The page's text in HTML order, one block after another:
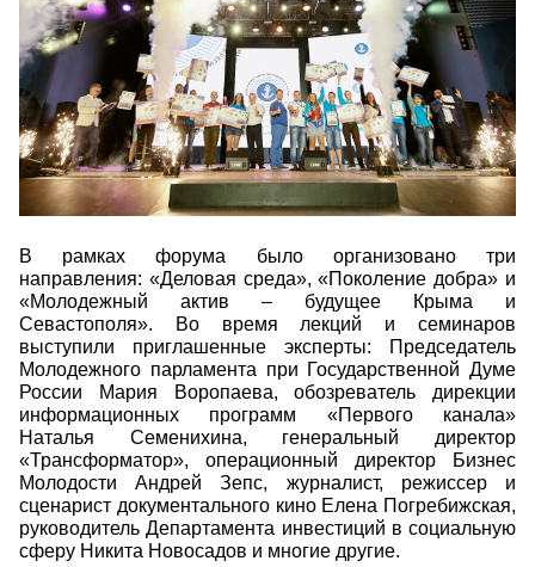
В рамках форума было организовано три
направления: «Деловая среда», «Поколение добра» и
«Молодежный актив – будущее Крыма и
Севастополя». Во время лекций и семинаров
выступили приглашенные эксперты: Председатель
Молодежного парламента при Государственной Думе
России Мария Воропаева, обозреватель дирекции
информационных программ «Первого канала»
Наталья Семенихина, генеральный директор
«Трансформатор», операционный директор Бизнес
Молодости Андрей Зепс, журналист, режиссер и
сценарист документального кино Елена Погребижская,
руководитель Департамента инвестиций в социальную
сферу Никита Новосадов и многие другие.